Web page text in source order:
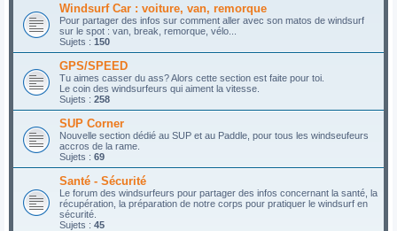
Windsurf Car : voiture, van, remorque
Pour partager des infos sur comment aller avec son matos de windsurf
sur le spot : van, break, remorque, vélo...
Sujets : 150
GPS/SPEED
Tu aimes casser du ass? Alors cette section est faite pour toi.
Le coin des windsurfeurs qui aiment la vitesse.
Sujets : 258
SUP Corner
Nouvelle section dédié au SUP et au Paddle, pour tous les windseufeurs
accros de la rame.
Sujets : 69
Santé - Sécurité
Le forum des windsurfeurs pour partager des infos concernant la santé, la
récupération, la préparation de notre corps pour pratiquer le windsurf en
sécurité.
Sujets : 45